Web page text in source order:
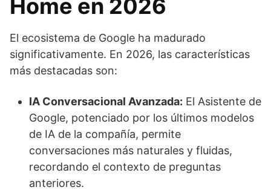
Home en 2026
El ecosistema de Google ha madurado
significativamente. En 2026, las características
más destacadas son:
IA Conversacional Avanzada: El Asistente de
Google, potenciado por los últimos modelos
de IA de la compañía, permite
conversaciones más naturales y fluidas,
recordando el contexto de preguntas
anteriores.